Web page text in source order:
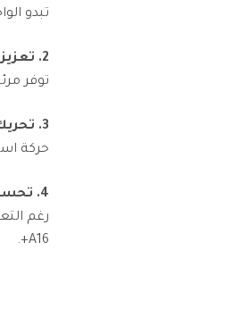
تبدو
2. تعزيز العمق
توفر
3. تحريك لمسي
حركة
4. تحسين البطارية
رغم
A16+.